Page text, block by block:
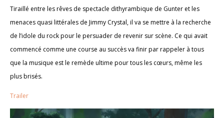
Tiraillé entre les rêves de spectacle dithyrambique de Gunter et les
menaces quasi littérales de Jimmy Crystal, il va se mettre à la recherche
de l’idole du rock pour le persuader de revenir sur scène. Ce qui avait
commencé comme une course au succès va finir par rappeler à tous
que la musique est le remède ultime pour tous les cœurs, même les
plus brisés.
Trailer